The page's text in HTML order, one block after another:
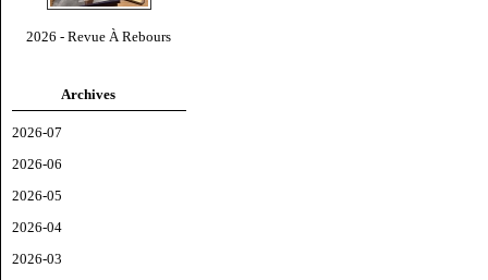
2026 - Revue À Rebours
Archives
2026-07
2026-06
2026-05
2026-04
2026-03